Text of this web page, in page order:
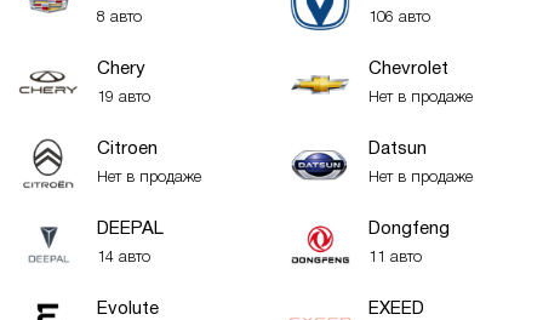
8 авто 106 авто
Chery
19 авто
Chevrolet
Нет в продаже
Citroen
Нет в продаже
Datsun
Нет в продаже
DEEPAL
14 авто
Dongfeng
11 авто
Evolute EXEED